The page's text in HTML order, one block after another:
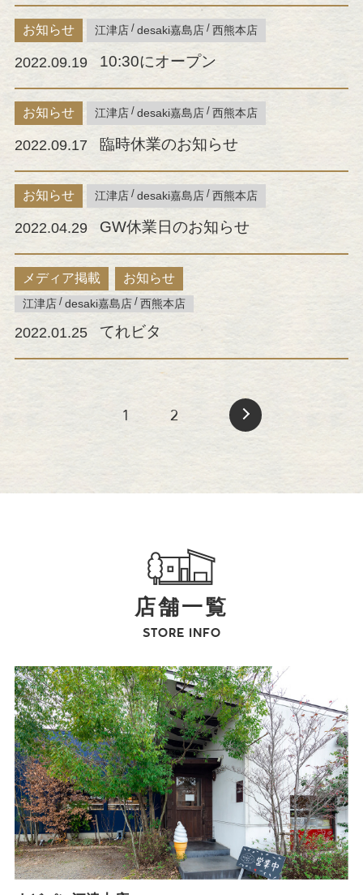
お知らせ 江津店 desaki嘉島店 西熊本店
2022.09.19 10:30にオープン
お知らせ 江津店 desaki嘉島店 西熊本店
2022.09.17 臨時休業のお知らせ
お知らせ 江津店 desaki嘉島店 西熊本店
2022.04.29 GW休業日のお知らせ
メディア掲載 お知らせ
江津店 desaki嘉島店 西熊本店
2022.01.25 てれビタ
1 2
店舗一覧
STORE INFO